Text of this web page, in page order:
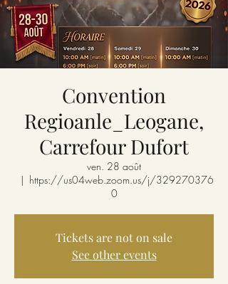
Convention
Regioanle_Leogane,
Carrefour Dufort
ven. 28 août
  |
https://us04web.zoom.us/j/329270376
0
Tickets are not on sale
See other events